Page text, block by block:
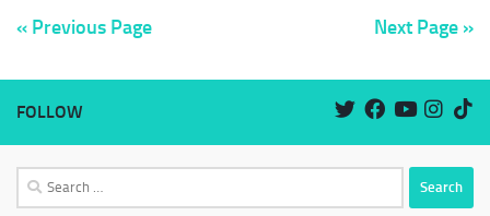
« Previous Page Next Page »
FOLLOW
Search
for: